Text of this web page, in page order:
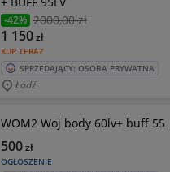
-42% 2000,00 zł
KUP TERAZ
1 150zł
SPRZEDAJĄCY: OSOBA PRYWATNA
Łódź
WOM2 Woj body 60lv+ buff 55
OGŁOSZENIE
500zł